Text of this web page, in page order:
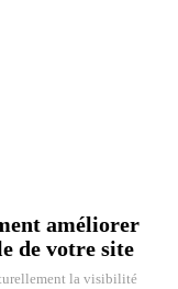
améliorer
de votre site
la visibilité